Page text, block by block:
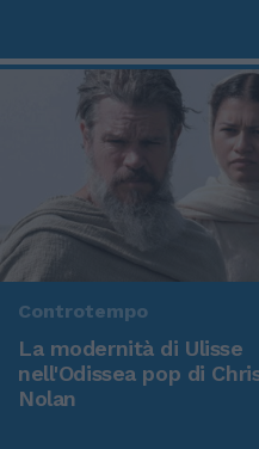
Controtempo
La modernità di Ulisse
nell'Odissea pop di
Nolan